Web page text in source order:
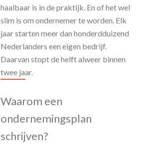
haalbaar is in de praktijk. En of het wel
slim is om ondernemer te worden. Elk
jaar starten meer dan honderdduizend
Nederlanders een eigen bedrijf.
Daarvan stopt de helft alweer binnen
twee jaar.
Waarom een
ondernemingsplan
schrijven?